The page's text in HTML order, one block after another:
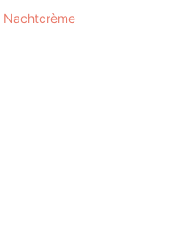
Nachtcrème